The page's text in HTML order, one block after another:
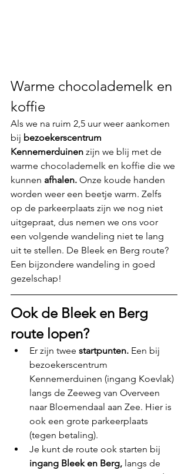
Warme chocolademelk en
koffie
Als we na ruim 2,5 uur weer aankomen
bij bezoekerscentrum
Kennemerduinen zijn we blij met de
warme chocolademelk en koffie die we
kunnen afhalen. Onze koude handen
worden weer een beetje warm. Zelfs
op de parkeerplaats zijn we nog niet
uitgepraat, dus nemen we ons voor
een volgende wandeling niet te lang
uit te stellen. De Bleek en Berg route?
Een bijzondere wandeling in goed
gezelschap!
Ook de Bleek en Berg
route lopen?
Er zijn twee startpunten. Een bij
bezoekerscentrum
Kennemerduinen (ingang Koevlak)
langs de Zeeweg van Overveen
naar Bloemendaal aan Zee. Hier is
ook een grote parkeerplaats
(tegen betaling).
Je kunt de route ook starten bij
ingang Bleek en Berg, langs de